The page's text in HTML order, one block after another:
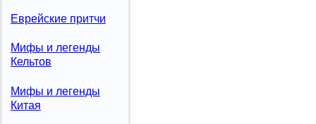
Еврейские притчи
Мифы и легенды
Кельтов
Мифы и легенды
Китая